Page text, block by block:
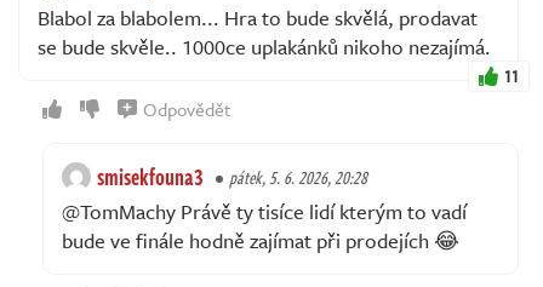
Blabol za blabolem... Hra to bude skvělá, prodavat
se bude skvěle.. 1000ce uplakánků nikoho nezajímá.
11
Odpovědět
smisekfouna3 pátek, 5. 6. 2026, 20:28
@TomMachy Právě ty tisíce lidí kterým to vadí
bude ve finále hodně zajímat při prodejích 😂